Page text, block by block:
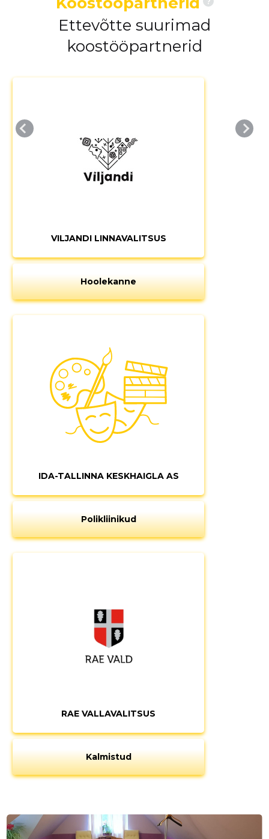
Ettevõtte suurimad
koostööpartnerid
VILJANDI LINNAVALITSUS
Hoolekanne
IDA-TALLINNA KESKHAIGLA AS
Polikliinikud
RAE VALLAVALITSUS
Kalmistud